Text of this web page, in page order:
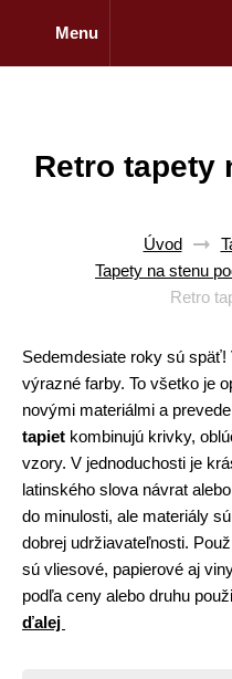
Menu
Retro tapety
Úvod
Tapety na stenu
Retro
Sedemdesiate roky sú
výrazné farby. To všetko je
novými materiálmi a
tapiet kombinujú krivky,
vzory. V jednoduchosti je
latinského slova návrat
do minulosti, ale materiály
dobrej udržiavateľnosti.
sú vliesové, papierové aj
podľa ceny alebo druhu
ďalej